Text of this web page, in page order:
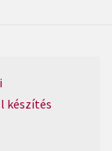
készítés